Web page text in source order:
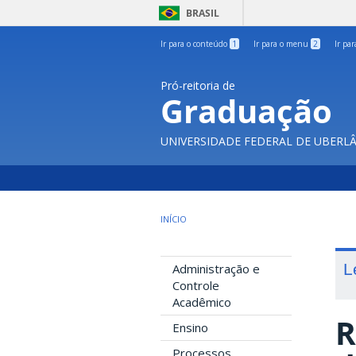
BRASIL
Ir para o conteúdo 1 Ir para o menu 2 Ir
Pró-reitoria de
Graduação
UNIVERSIDADE FEDERAL DE
INÍCIO
Administração e
Controle
Acadêmico
Ensino
Processos